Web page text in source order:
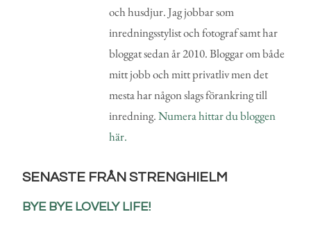
och husdjur. Jag jobbar som
inredningsstylist och fotograf samt har
bloggat sedan år 2010. Bloggar om både
mitt jobb och mitt privatliv men det
mesta har någon slags förankring till
inredning.Numera hittar du bloggen
här.
SENASTE FRÅN STRENGHIELM
BYE BYE LOVELY LIFE!